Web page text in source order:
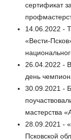
сертификат
14.06.2022 -
«Вести-
26.04.2022 -
день
30.09.2021 -
мастерства
28.09.2021 -
Псковской